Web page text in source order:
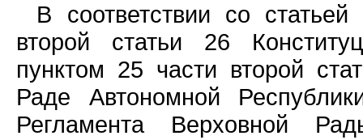
В соответствии со
второй статьи 26
пунктом 25 части второй
Раде Автономной
Регламента Верховной